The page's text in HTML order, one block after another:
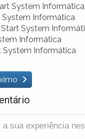
System Informática
Informática
System
Informática
System Informática